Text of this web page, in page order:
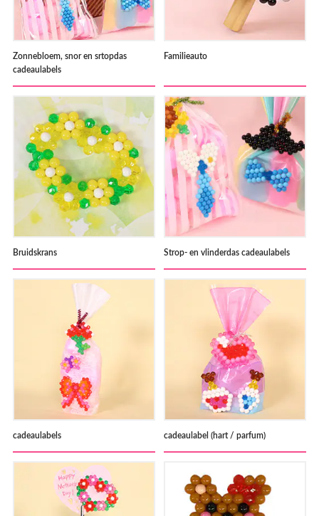
Zonnebloem, snor en srtopdas
cadeaulabels
Familieauto
Bruidskrans Strop- en vlinderdas cadeaulabels
cadeaulabels cadeaulabel (hart / parfum)